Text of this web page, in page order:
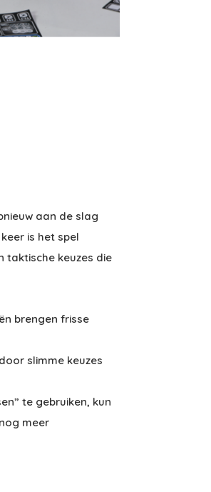
aan de slag
is het spel
taktische keuzes die
brengen frisse
slimme keuzes
te gebruiken, kun
meer